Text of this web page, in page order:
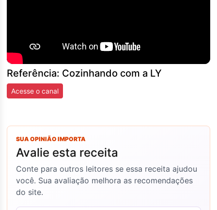
Referência: Cozinhando com a LY
Acesse o canal
SUA OPINIÃO IMPORTA
Avalie esta receita
Conte para outros leitores se essa receita ajudou
você. Sua avaliação melhora as recomendações
do site.